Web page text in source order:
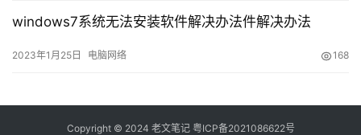
windows7系统无法安装软件解决办法件解决办法
2023年1月25日 电脑网络 168
Copyright © 2024 老文笔记 粤ICP备2021086622号